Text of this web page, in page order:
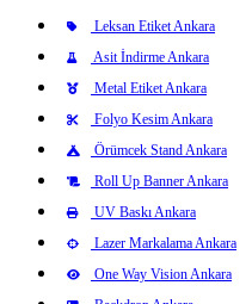
Leksan Etiket Ankara
Asit İndirme Ankara
Metal Etiket Ankara
Folyo Kesim Ankara
Örümcek Stand Ankara
Roll Up Banner Ankara
UV Baskı Ankara
Lazer Markalama Ankara
One Way Vision Ankara